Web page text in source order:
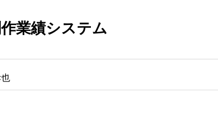
業績システム